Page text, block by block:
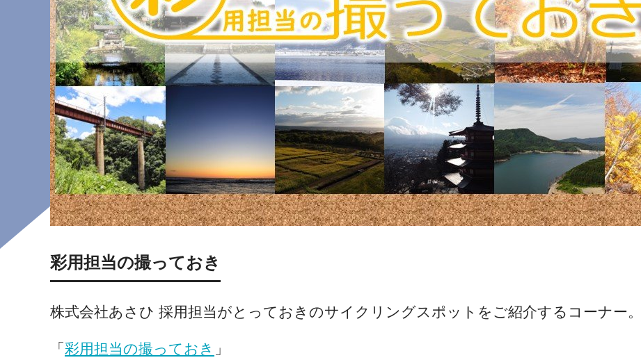
彩用担当の撮っておき
株式会社あさひ 採用担当がとっておきのサイクリングスポットをご紹介するコーナー。
「彩用担当の撮っておき 」